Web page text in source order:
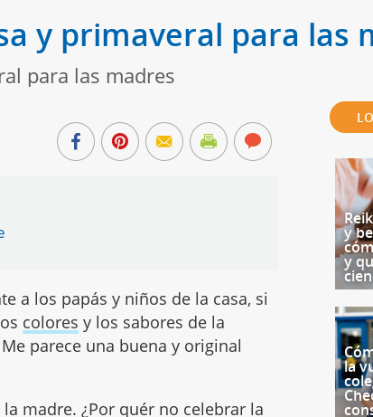
y primaveral para las
para las madres
a los papás y niños de la casa, si
colores y los sabores de la
parece una buena y original
madre. ¿Por quér no celebrar la
y
y
la